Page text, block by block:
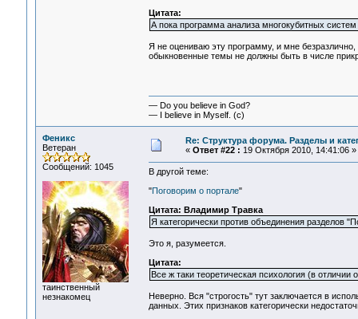
Цитата:
А пока программа анализа многокубитных
Я не оцениваю эту программу, и мне
обыкновенные темы не должны быть в числе
— Do you believe in God?
— I believe in Myself. (c)
Феникс
Ветеран
Сообщений: 1045
таинственный
незнакомец
Re: Структура форума. Разделы и
« Ответ #22 : 19 Октября 2010, 14:41:06 »
В другой теме:
"Поговорим о портале"
Цитата: Владимир Травка
Я категорически против объединения разделов
Это я, разумеется.
Цитата:
Все ж таки теоретическая психология (в
Неверно. Вся "строгость" тут заключается в
данных. Этих признаков категорически